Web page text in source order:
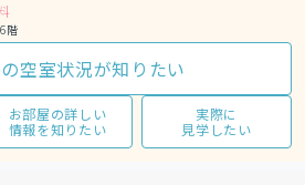
階
空室状況が知りたい
お部屋の詳しい
情報を知りたい
実際に
見学したい